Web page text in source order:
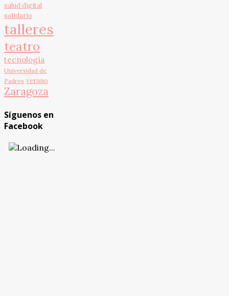
salud digital
solidario
talleres
teatro
tecnología
Universidad de
Padres verano
Zaragoza
Síguenos en
Facebook